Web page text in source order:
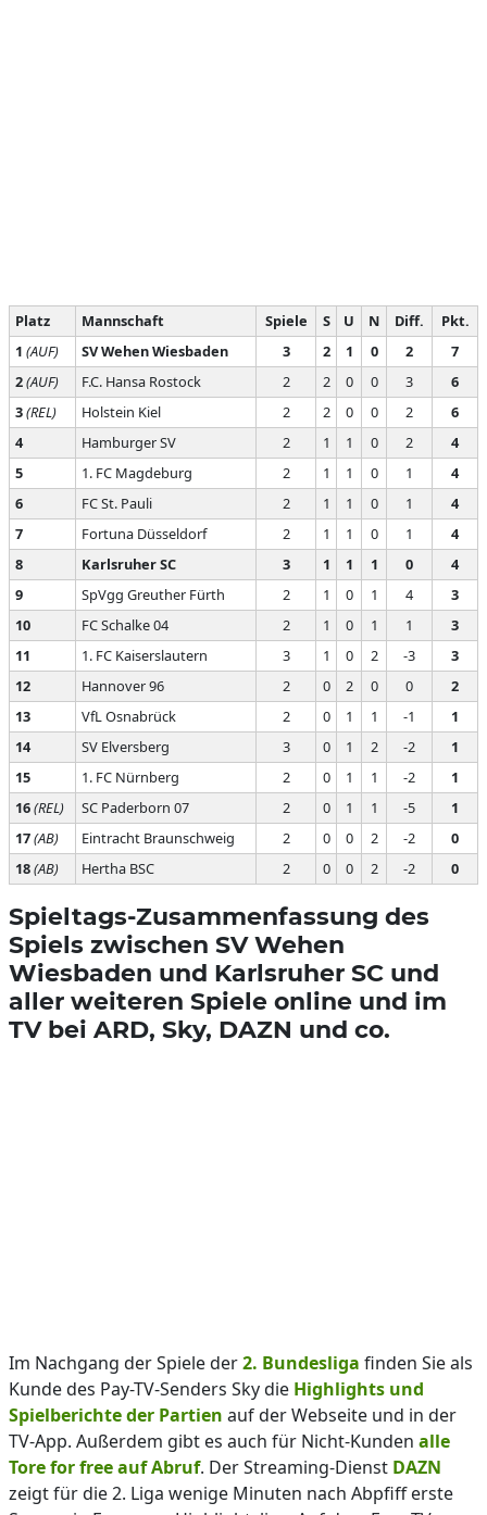
Platz Mannschaft Spiele S U N Diff.
Pkt.
1 (AUF) SV Wehen Wiesbaden 3 2 1 0 2
7
2(AUF) F.C. Hansa Rostock 2 2 0 0 3
6
3(REL) Holstein Kiel 2 2 0 0 2
6
4
Hamburger SV 2 1 1 0 2
4
5
1. FC Magdeburg 2 1 1 0 1
4
6
FC St. Pauli 2 1 1 0 1
4
7
Fortuna Düsseldorf 2 1 1 0 1
4
8
Karlsruher SC 3 1 1 1 0
4
9
SpVgg Greuther Fürth 2 1 0 1 4
3
10
FC Schalke 04 2 1 0 1 1
3
11
1. FC Kaiserslautern 3 1 0 2 -3
3
12
Hannover 96 2 0 2 0 0
2
13
VfL Osnabrück 2 0 1 1 -1
1
14
SV Elversberg 3 0 1 2 -2
1
15
1. FC Nürnberg 2 0 1 1 -2
1
16(REL) SC Paderborn 07 2 0 1 1 -5
1
17(AB) Eintracht Braunschweig 2 0 0 2 -2
0
18(AB) Hertha BSC 2 0 0 2 -2 0
Spieltags-Zusammenfassung des
Spiels zwischen SV Wehen
Wiesbaden und Karlsruher SC und
aller weiteren Spiele online und im
TV bei ARD, Sky, DAZN und co.
Im Nachgang der Spiele der2. Bundesliga finden Sie als
Kunde des Pay-TV-Senders Sky die Highlights und
Spielberichte der Partien auf der Webseite und in der
TV-App. Außerdem gibt es auch für Nicht-Kunden alle
Tore for free auf Abruf. Der Streaming-Dienst DAZN
zeigt für die 2. Liga wenige Minuten nach Abpfiff erste